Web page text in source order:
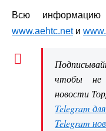
Всю
www.aehtc.netи
чтобы не
новости
Telegram
Telegram